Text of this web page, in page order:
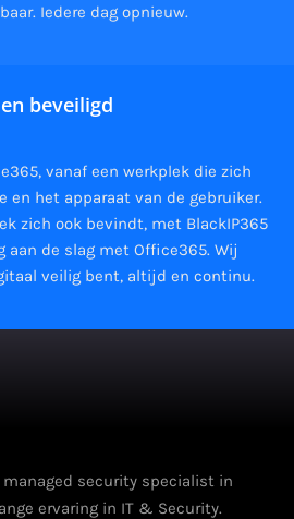
Iedere dag opnieuw.
beveiligd
vanaf een werkplek die zich
en het apparaat van de gebruiker.
zich ook bevindt, met BlackIP365
aan de slag met Office365. Wij
veilig bent, altijd en continu.
security specialist in
ervaring in IT & Security.